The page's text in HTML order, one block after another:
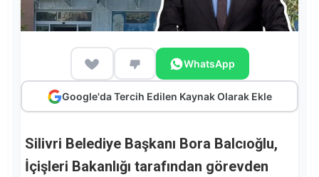
WhatsApp
Google'da Tercih Edilen Kaynak Olarak Ekle
Silivri Belediye Başkanı Bora Balcıoğlu,
İçişleri Bakanlığı tarafından görevden